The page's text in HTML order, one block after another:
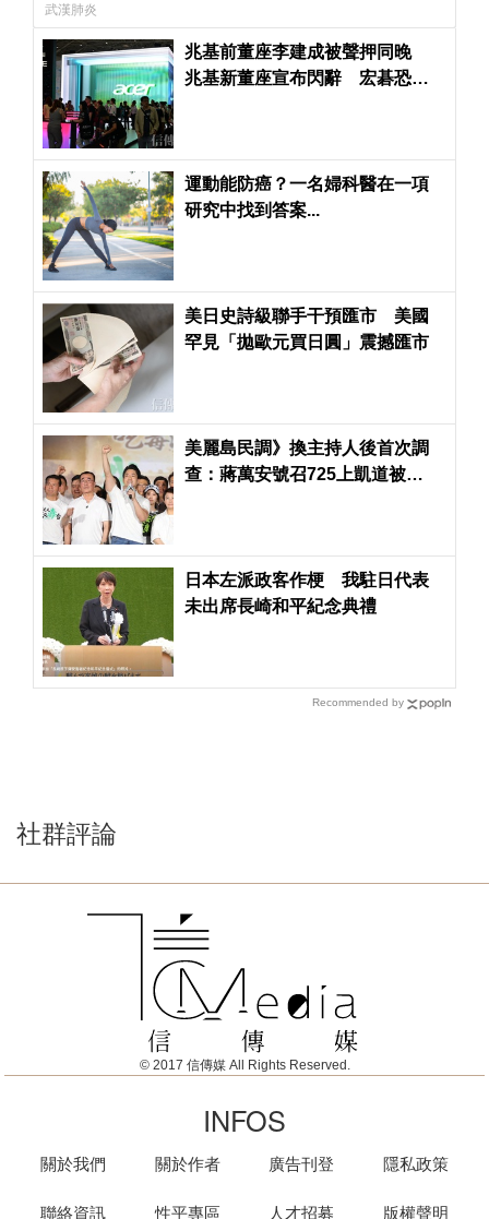
武漢肺炎
兆基前董座李建成被聲押同晚
兆基新董座宣布閃辭 宏碁恐得
運動能防癌？一名婦科醫在一項
研究中找到答案...
美日史詩級聯手干預匯市 美國
罕見「拋歐元買日圓」震撼匯市
美麗島民調》換主持人後首次調
查：蔣萬安號召725上凱道被
日本左派政客作梗 我駐日代表
未出席長崎和平紀念典禮
Recommended by
社群評論
© 2017 信傳媒 All Rights Reserved.
INFOS
關於我們
聯絡資訊
關於作者
性平專區
廣告刊登
人才招募
隱私政策
版權聲明